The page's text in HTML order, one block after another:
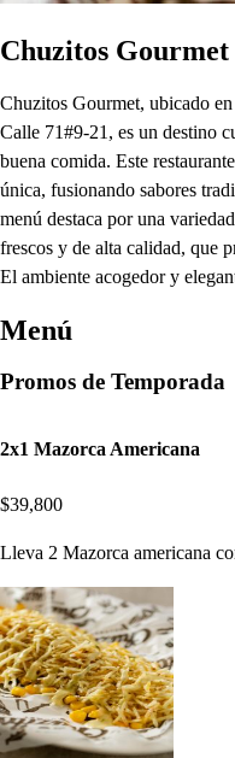
Chuzitos
Chuzitos Gourmet, ubicado
Calle 71#9-21, es un destino
buena comida. Este
única, fusionando sabores
menú destaca por una
frescos y de alta calidad, que
El ambiente acogedor y
Menú
Promos de Temporada
2x1 Mazorca Americana
$39,800
Lleva 2 Mazorca americana